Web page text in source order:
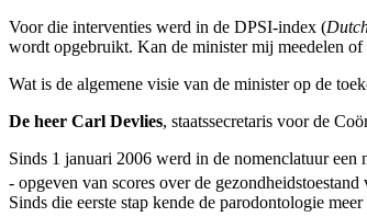
Voor die interventies werd in de DPSI-index (
wordt opgebruikt. Kan de minister mij meedelen of
Wat is de algemene visie van de minister op de
De heer Carl Devlies, staatssecretaris voor de
Sinds 1 januari 2006 werd in de nomenclatuur
- opgeven van scores over de
Sinds die eerste stap kende de parodontologie